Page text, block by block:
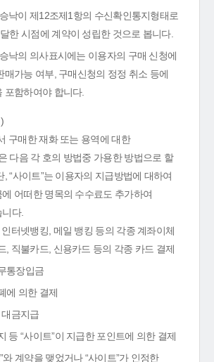
낙이 제12조제1항의 수신확인통지형태로
한 시점에 계약이 성립한 것으로 봅니다.
낙의 의사표시에는 이용자의 구매 신청에
매가능 여부, 구매신청의 정정 취소 등에
포함하여야 합니다.
구매한 재화 또는 용역에 대한
다음 각 호의 방법중 가용한 방법으로 할
, “사이트”는 이용자의 지급방법에 대하여
어떠한 명목의 수수료도 추가하여
다.
인터넷뱅킹, 메일 뱅킹 등의 각종 계좌이체
, 직불카드, 신용카드 등의 각종 카드 결제
통장입금
에 의한 결제
금지급
등 “사이트”이 지급한 포인트에 의한 결제
와 계약을 맺었거나 “사이트”가 인정한